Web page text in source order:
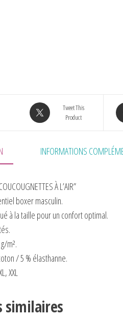
Tweet This
Product
INFORMATIONS
À L’AIR”
boxer masculin.
à la taille pour un confort optimal.
m².
/ 5 % élasthanne.
XXL
similaires